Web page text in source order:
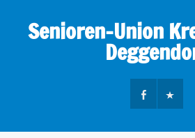
contentSenioren-Union